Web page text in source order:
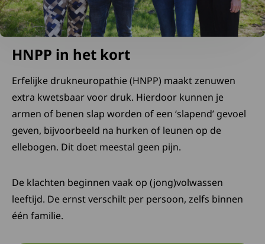
HNPP in het kort
Erfelijke drukneuropathie (HNPP) maakt zenuwen
extra kwetsbaar voor druk. Hierdoor kunnen je
armen of benen slap worden of een ‘slapend’ gevoel
geven, bijvoorbeeld na hurken of leunen op de
ellebogen. Dit doet meestal geen pijn.
De klachten beginnen vaak op (jong)volwassen
leeftijd. De ernst verschilt per persoon, zelfs binnen
één familie.